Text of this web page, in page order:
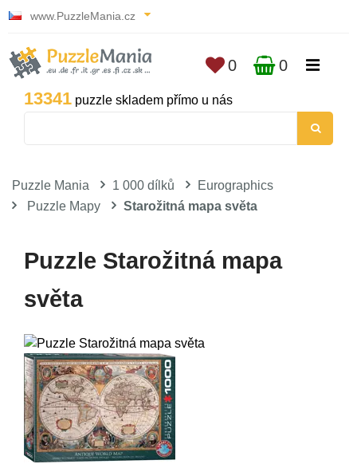
www.PuzzleMania.cz
13341 puzzle skladem přímo u nás
0 0
Puzzle Mania 1 000 dílků
Eurographics
Puzzle Mapy
Starožitná mapa světa
Puzzle Starožitná mapa
světa